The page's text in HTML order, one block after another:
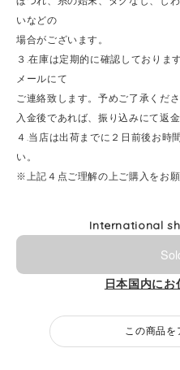
いなどの
場合がございます。
３.在庫は定期的に確認しておりま
メールにて
ご連絡致します。予めご了承くださ
入金後であれば、振り込みにて返金
４.当店は出荷までに２日前後お時
い。
※上記４点ご理解の上ご購入をお願
International
日本国内に
この商品を